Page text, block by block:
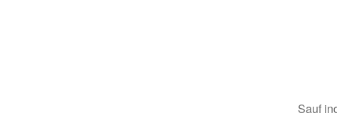
Sauf